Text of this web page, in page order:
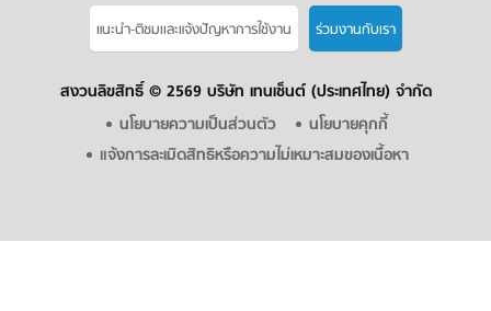
แนะนำ-ติชมเเละแจ้งปัญหาการใช้งาน ร่วมงานกับเรา
สงวนลิขสิทธิ์ © 2569 บริษัท เทนเซ็นต์ (ประเทศไทย) จำกัด
นโยบายความเป็นส่วนตัว
นโยบายคุกกี้
แจ้งการละเมิดสิทธิหรือความไม่เหมาะสมของเนื้อหา